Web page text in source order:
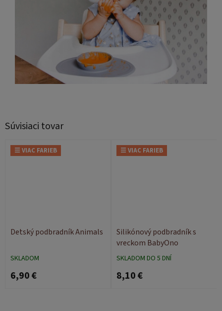
Súvisiaci tovar
☰ VIAC FARIEB
Detský podbradník Animals
SKLADOM
6,90 €
☰ VIAC FARIEB
Silikónový podbradník s
vreckom BabyOno
SKLADOM DO 5 DNÍ
8,10 €